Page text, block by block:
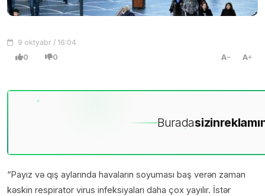
9 oktyabr / 16:04
0 0 A A
Buradasizin
“Payız və qış aylarında havaların soyuması baş verən zaman
kəskin respirator virus infeksiyaları daha çox yayılır. İstər